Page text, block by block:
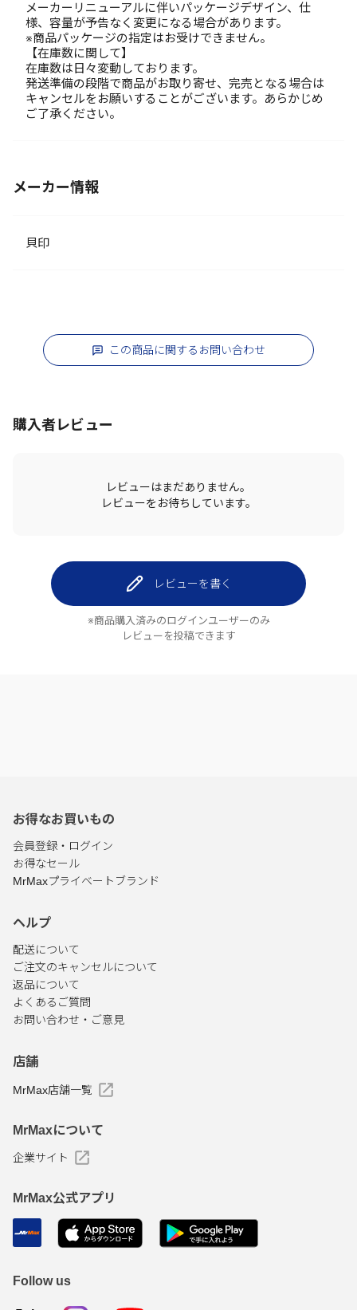
メーカーリニューアルに伴いパッケージデザイン、仕
様、容量が予告なく変更になる場合があります。
※商品パッケージの指定はお受けできません。
【在庫数に関して】
在庫数は日々変動しております。
発送準備の段階で商品がお取り寄せ、完売となる場合は
キャンセルをお願いすることがございます。あらかじめ
ご了承ください。
メーカー情報
貝印
この商品に関するお問い合わせ
購入者レビュー
レビューはまだありません。
レビューをお待ちしています。
レビューを書く
※商品購入済みのログインユーザーのみ
レビューを投稿できます
お得なお買いもの
会員登録・ログイン
お得なセール
MrMaxプライベートブランド
ヘルプ
配送について
ご注文のキャンセルについて
返品について
よくあるご質問
お問い合わせ・ご意見
店舗
MrMax店舗一覧
MrMaxについて
企業サイト
MrMax公式アプリ
Follow us